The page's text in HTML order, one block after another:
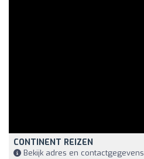
CONTINENT REIZEN
Bekijk adres en contactgegevens